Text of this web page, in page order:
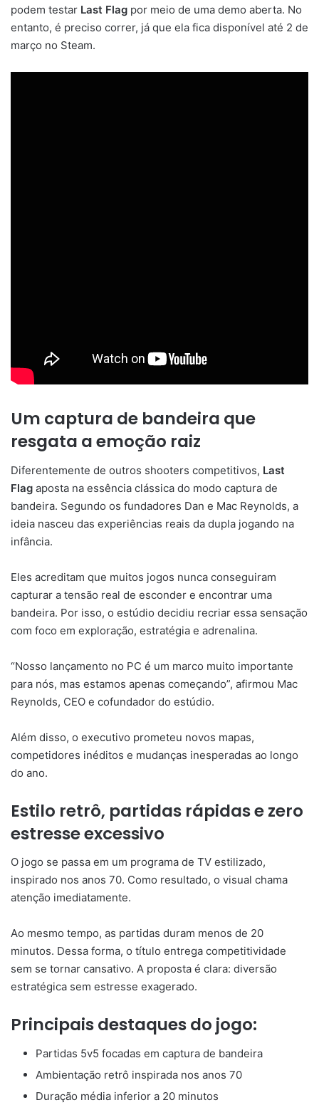
podem testar Last Flag por meio de uma demo aberta. No
entanto, é preciso correr, já que ela fica disponível até 2 de
março no Steam.
Um captura de bandeira que
resgata a emoção raiz
Diferentemente de outros shooters competitivos, Last
Flag aposta na essência clássica do modo captura de
bandeira. Segundo os fundadores Dan e Mac Reynolds, a
ideia nasceu das experiências reais da dupla jogando na
infância.
Eles acreditam que muitos jogos nunca conseguiram
capturar a tensão real de esconder e encontrar uma
bandeira. Por isso, o estúdio decidiu recriar essa sensação
com foco em exploração, estratégia e adrenalina.
“Nosso lançamento no PC é um marco muito importante
para nós, mas estamos apenas começando”, afirmou Mac
Reynolds, CEO e cofundador do estúdio.
Além disso, o executivo prometeu novos mapas,
competidores inéditos e mudanças inesperadas ao longo
do ano.
Estilo retrô, partidas rápidas e zero
estresse excessivo
O jogo se passa em um programa de TV estilizado,
inspirado nos anos 70. Como resultado, o visual chama
atenção imediatamente.
Ao mesmo tempo, as partidas duram menos de 20
minutos. Dessa forma, o título entrega competitividade
sem se tornar cansativo. A proposta é clara: diversão
estratégica sem estresse exagerado.
Principais destaques do jogo:
Partidas 5v5 focadas em captura de bandeira
Ambientação retrô inspirada nos anos 70
Duração média inferior a 20 minutos